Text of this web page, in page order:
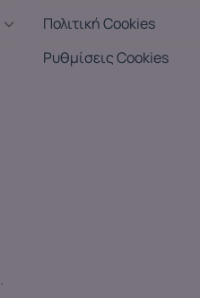
Πολιτική Cookies
Ρυθμίσεις Cookies